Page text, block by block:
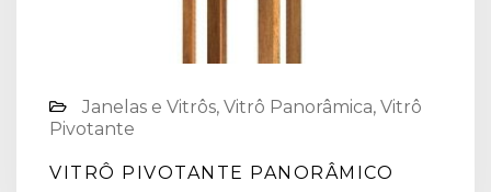
Janelas e Vitrôs, Vitrô Panorâmica, Vitrô
Pivotante
VITRÔ PIVOTANTE PANORÂMICO